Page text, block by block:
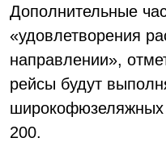
Дополнительные
«удовлетворения
направлении»,
рейсы будут
широкофюзеляжных
200.